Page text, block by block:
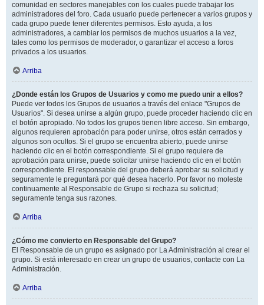
comunidad en sectores manejables con los cuales puede trabajar los
administradores del foro. Cada usuario puede pertenecer a varios grupos y
cada grupo puede tener diferentes permisos. Esto ayuda, a los
administradores, a cambiar los permisos de muchos usuarios a la vez,
tales como los permisos de moderador, o garantizar el acceso a foros
privados a los usuarios.
Arriba
¿Donde están los Grupos de Usuarios y como me puedo unir a ellos?
Puede ver todos los Grupos de usuarios a través del enlace "Grupos de
Usuarios". Si desea unirse a algún grupo, puede proceder haciendo clic en
el botón apropiado. No todos los grupos tienen libre acceso. Sin embargo,
algunos requieren aprobación para poder unirse, otros están cerrados y
algunos son ocultos. Si el grupo se encuentra abierto, puede unirse
haciendo clic en el botón correspondiente. Si el grupo requiere de
aprobación para unirse, puede solicitar unirse haciendo clic en el botón
correspondiente. El responsable del grupo deberá aprobar su solicitud y
seguramente le preguntará por qué desea hacerlo. Por favor no moleste
continuamente al Responsable de Grupo si rechaza su solicitud;
seguramente tenga sus razones.
Arriba
¿Cómo me convierto en Responsable del Grupo?
El Responsable de un grupo es asignado por La Administración al crear el
grupo. Si está interesado en crear un grupo de usuarios, contacte con La
Administración.
Arriba